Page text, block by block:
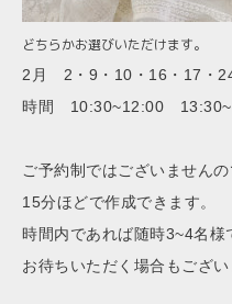
どちらかお選びいただけます。
2月 2・9・10・16・17・
時間 10:30~12:00
ご予約制ではございません
15分ほどで作成できます。
時間内であれば随時3~4名様
お待ちいただく場合もござ